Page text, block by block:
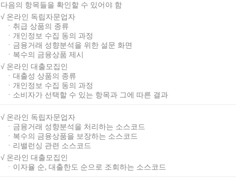
다음의 항목들을 확인할 수 있어야 함
√ 온라인 독립자문업자
ㆍ취급 상품의 종류
ㆍ개인정보 수집 동의 과정
ㆍ금융거래 성향분석을 위한 설문 화면
ㆍ복수의 금융상품 제시
√ 온라인 대출모집인
ㆍ대출성 상품의 종류
ㆍ개인정보 수집 동의 과정
ㆍ소비자가 선택할 수 있는 항목과 그에 따른 결과
√ 온라인 독립자문업자
ㆍ금융거래 성향분석을 처리하는 소스코드
ㆍ복수의 금융상품을 보장하는 소스코드
ㆍ리밸런싱 관련 소스코드
√ 온라인 대출모집인
ㆍ이자율 순, 대출한도 순으로 조회하는 소스코드